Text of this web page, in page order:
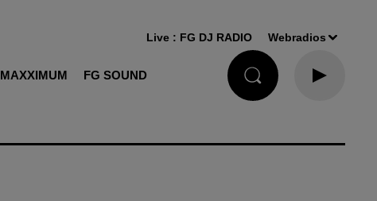
MAXXIMUM FG SOUND
Live : FG DJ RADIO Webradios